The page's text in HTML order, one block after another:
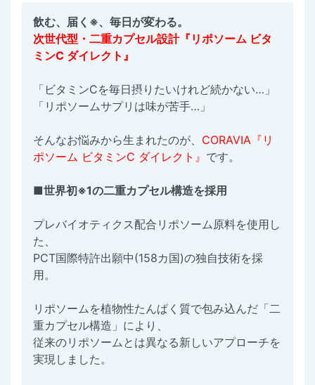
飲む、届く※、毎日が変わる。
次世代型・二重カプセル設計『リポソーム ビタ
ミンC ダイレクト』
「ビタミンCを毎日摂りたいけれど続かない…」
「リポソームサプリは味が苦手…」
そんなお悩みから生まれたのが、 CORAVIA『リ
ポソーム ビタミンC ダイレクト』 です。
■世界初※1の二重カプセル構造を採用
プレバイオティクス配合リポソーム原料を使用し
た、
PCT国際特許出願中(158カ国)の独自技術を採
用。
リポソームを植物性たんぱく質で包み込んだ「二
重カプセル構造」により、
従来のリポソームとは異なる新しいアプローチを
実現しました。